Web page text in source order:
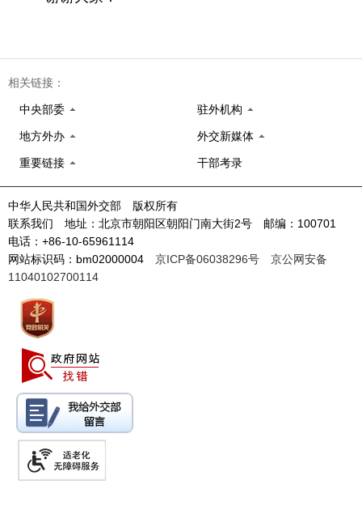
相关链接：
中央部委 驻外机构
地方外办 外交新媒体
重要链接 干部考录
中华人民共和国外交部 版权所有
联系我们 地址：北京市朝阳区朝阳门南大街2号 邮编：100701
电话：+86-10-65961114
网站标识码：bm02000004 京ICP备06038296号
京公网安备
11040102700114